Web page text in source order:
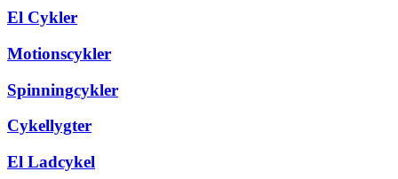
El Cykler
Motionscykler
Spinningcykler
Cykellygter
El Ladcykel